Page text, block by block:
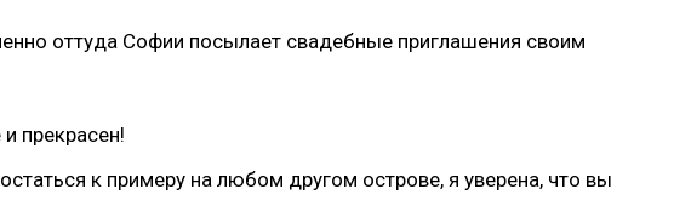
оттуда Софии посылает свадебные приглашения своим
прекрасен!
к примеру на любом другом острове, я уверена, что вы